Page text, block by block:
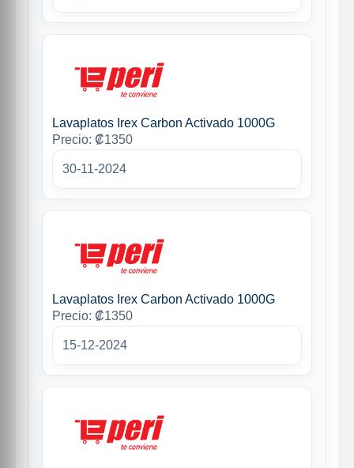
Lavaplatos Irex Carbon Activado 1000G
Precio: ₡1350
30-11-2024
Lavaplatos Irex Carbon Activado 1000G
Precio: ₡1350
15-12-2024